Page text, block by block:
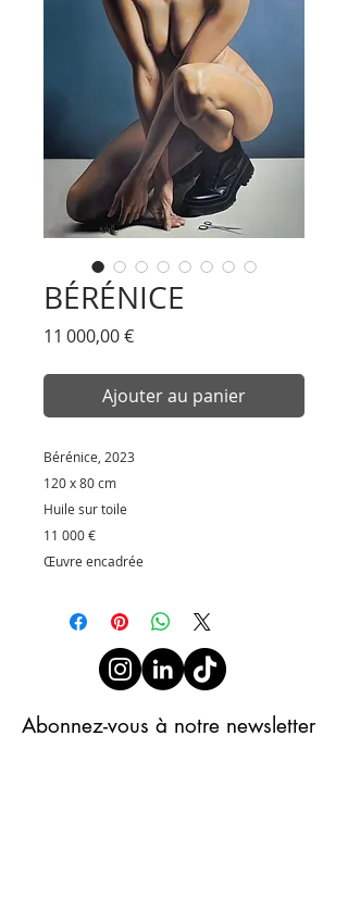
BÉRÉNICE
11 000,00 €Prix
Ajouter au panier
Bérénice , 2023
120 x 80 cm
Huile sur toile
11 000 €
Œuvre encadrée
Abonnez-vous à notre newsletter